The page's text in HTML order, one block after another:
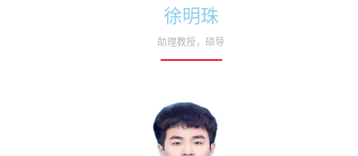
徐明珠
助理教授，硕导